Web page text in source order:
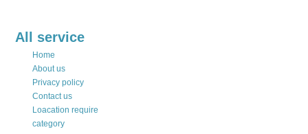
All service
Home
About us
Privacy policy
Contact us
Loacation require
category